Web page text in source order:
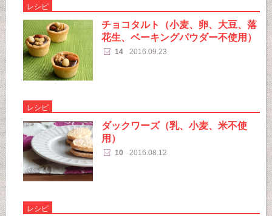
レシピ
チョコタルト（小麦、卵、大豆、落
花生、ベーキングパウダー不使用）
14 2016.09.23
レシピ
ダックワーズ（乳、小麦、米不使
用）
10 2016.08.12
レシピ